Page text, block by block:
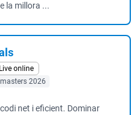
la millora ...
Live online
2026
net i eficient. Dominar